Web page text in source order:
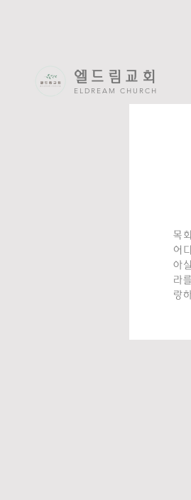
엘드림교회
ELDREAM CHURCH
목
어
아
라
랑